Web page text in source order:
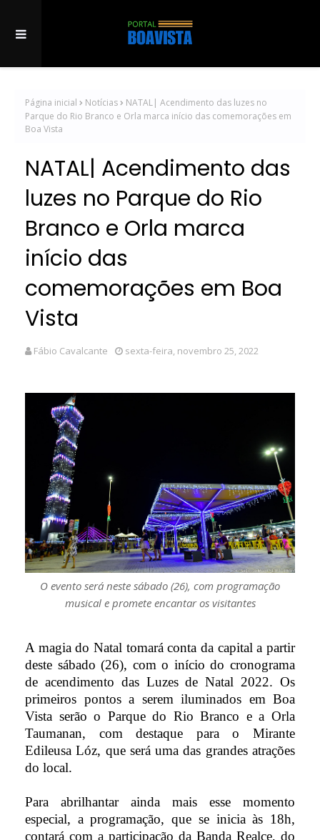
Página inicial Notícias
NATAL| Acendimento das luzes no
Parque do Rio Branco e Orla marca início das comemorações em
Boa Vista
NATAL| Acendimento das
luzes no Parque do Rio
Branco e Orla marca
início das
comemorações em Boa
Vista
Fábio Cavalcante sexta-feira, novembro 25, 2022
O evento será neste sábado (26), com programação
musical e promete encantar os visitantes
A magia do Natal tomará conta da capital a partir
deste sábado (26), com o início do cronograma
de acendimento das Luzes de Natal 2022. Os
primeiros pontos a serem iluminados em Boa
Vista serão o Parque do Rio Branco e a Orla
Taumanan, com destaque para o Mirante
Edileusa Lóz, que será uma das grandes atrações
do local.
Para abrilhantar ainda mais esse momento
especial, a programação, que se inicia às 18h,
contará com a participação da Banda Realce, do